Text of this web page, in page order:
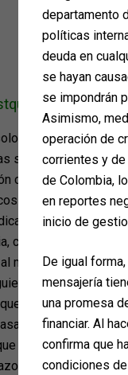
para
a en tu hogar la
siguientes al
con líquidos sin
y antibióticos
hasta que
comunícate con tu
mareo los
te acompañe al
el doctor lo
ni quites el
el doctor lo
ni objetos
departamento
políticas
deuda en
se hayan
se impondrán
Asimismo,
operación de
corrientes y de
de Colombia,
en reportes
inicio de
De igual
mensajería
una promesa
financiar. Al
confirma que
condiciones